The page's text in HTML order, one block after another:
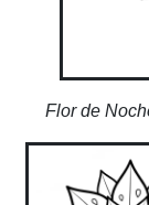
Flor de